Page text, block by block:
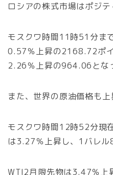
ロシアの株式市場はポジテ
モスクワ時間11時51分ま
0.57％上昇の2168.72ポ
2.26％上昇の964.06とな
また、世界の原油価格も上
モスクワ時間12時52分現
は3.27％上昇し、1バレル
WTI2月限先物は3.47％上